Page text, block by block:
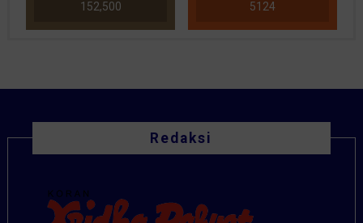
152,500 5124
Redaksi